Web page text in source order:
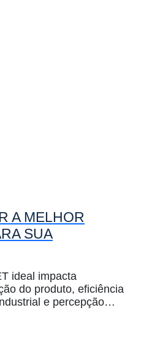
A MELHOR
SUA
ideal impacta
do produto, eficiência
e percepção…